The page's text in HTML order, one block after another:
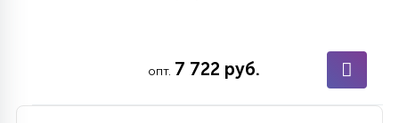
опт. 7 722 руб.